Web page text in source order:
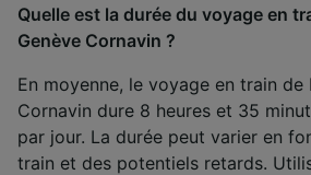
Quelle est la durée du voyage en
Genève Cornavin ?
En moyenne, le voyage en train de
Cornavin dure 8 heures et 35
par jour. La durée peut varier en
train et des potentiels retards.